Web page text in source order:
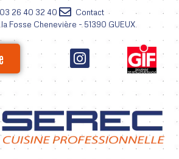
03 26 40 32 40
Contact
Fosse Chenevière - 51390 GUEUX